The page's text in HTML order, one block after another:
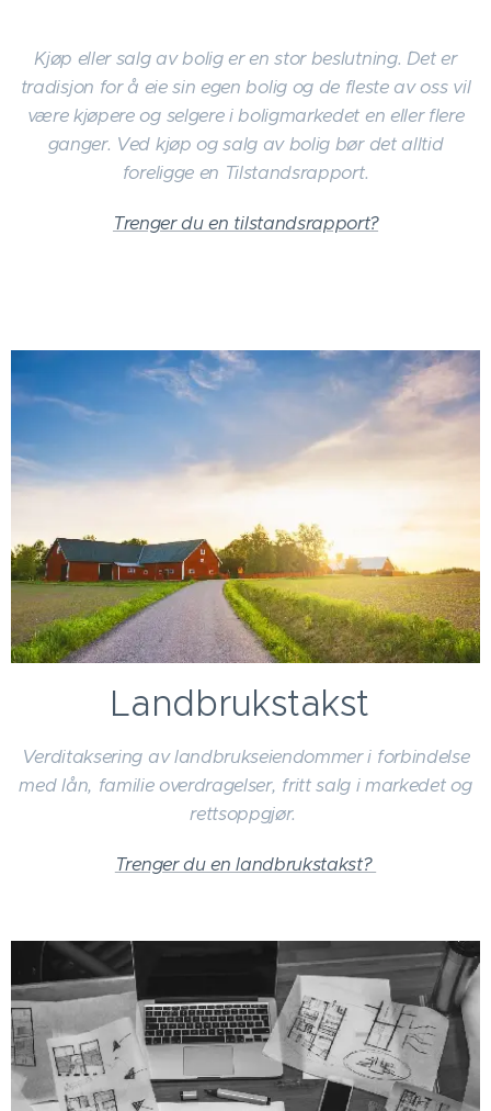
Kjøp eller salg av bolig er en stor beslutning. ´Det er
tradisjon for å eie sin egen bolig og de fleste av oss vil
være kjøpere og selgere i boligmarkedet en eller flere
ganger. Ved kjøp og salg av bolig bør det alltid
foreligge en Tilstandsrapport.
Trenger du en tilstandsrapport?
Landbrukstakst
Verditaksering av landbrukseiendommer i forbindelse
med lån, familie overdragelser, fritt salg i markedet og
rettsoppgjør.
Trenger du en landbrukstakst?